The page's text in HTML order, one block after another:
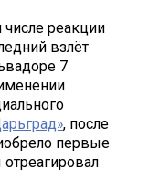
реакции
взлёт
7
, после
первые